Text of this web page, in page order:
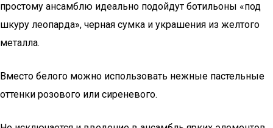
простому ансамблю идеально подойдут ботильоны «под
шкуру леопарда», черная сумка и украшения из желтого
металла.
Вместо белого можно использовать нежные пастельные
оттенки розового или сиреневого.